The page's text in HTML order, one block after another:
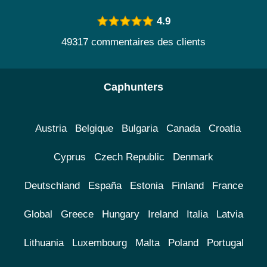
4.9
49317 commentaires des clients
Caphunters
Austria Belgique Bulgaria Canada Croatia
Cyprus Czech Republic Denmark
Deutschland España Estonia Finland France
Global Greece Hungary Ireland Italia Latvia
Lithuania Luxembourg Malta Poland Portugal